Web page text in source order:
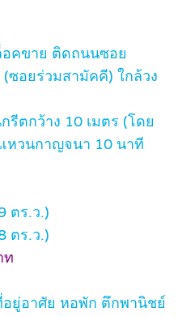
คขาย ติดถนนซอย
ซอยร่วมสามัคคี) ใกล้วง
ตกว้าง 10 เมตร (โดย
หวนกาญจนา 10 นาที
ตร.ว.)
ตร.ว.)
ท
อยู่อาศัย หอพัก ตึกพานิชย์